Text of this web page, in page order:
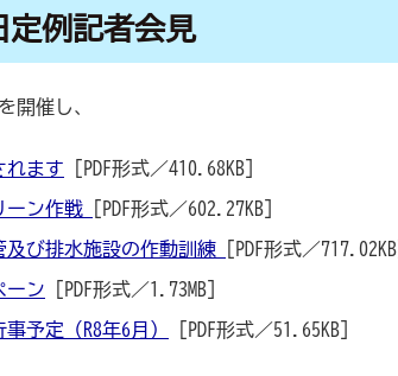
定例記者会見
開催し、
れます [PDF形式／410.68KB]
ーン作戦 [PDF形式／602.27KB]
及び排水施設の作動訓練 [PDF形式／717.02KB]
ーン [PDF形式／1.73MB]
予定（R8年6月） [PDF形式／51.65KB]